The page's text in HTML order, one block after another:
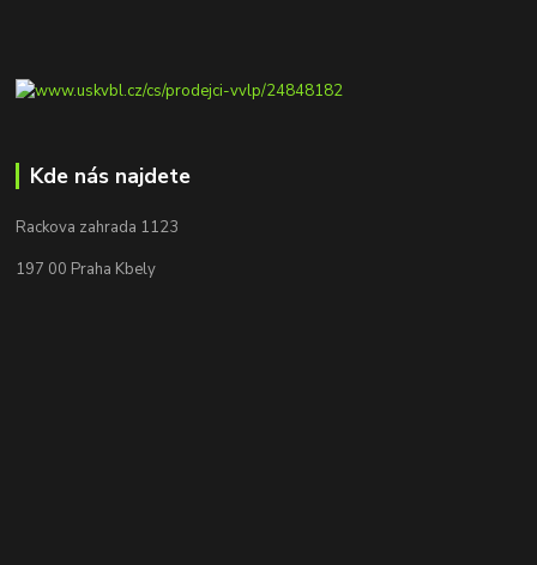
Kde nás najdete
Rackova zahrada 1123
197 00 Praha Kbely